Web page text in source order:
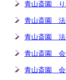
青山斎園 り
青山斎園 法
青山斎園 法
青山斎園 会
青山斎園 会